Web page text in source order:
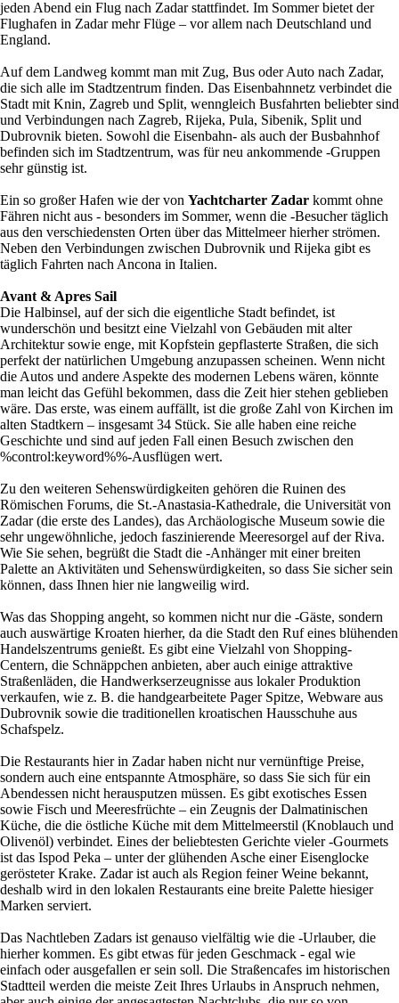
jeden Abend ein Flug nach Zadar stattfindet. Im Sommer bietet der
Flughafen in Zadar mehr Flüge – vor allem nach Deutschland und
England.
Auf dem Landweg kommt man mit Zug, Bus oder Auto nach Zadar,
die sich alle im Stadtzentrum finden. Das Eisenbahnnetz verbindet die
Stadt mit Knin, Zagreb und Split, wenngleich Busfahrten beliebter sind
und Verbindungen nach Zagreb, Rijeka, Pula, Sibenik, Split und
Dubrovnik bieten. Sowohl die Eisenbahn- als auch der Busbahnhof
befinden sich im Stadtzentrum, was für neu ankommende -Gruppen
sehr günstig ist.
Ein so großer Hafen wie der von Yachtcharter Zadar kommt ohne
Fähren nicht aus - besonders im Sommer, wenn die -Besucher täglich
aus den verschiedensten Orten über das Mittelmeer hierher strömen.
Neben den Verbindungen zwischen Dubrovnik und Rijeka gibt es
täglich Fahrten nach Ancona in Italien.
Avant & Apres Sail
Die Halbinsel, auf der sich die eigentliche Stadt befindet, ist
wunderschön und besitzt eine Vielzahl von Gebäuden mit alter
Architektur sowie enge, mit Kopfstein gepflasterte Straßen, die sich
perfekt der natürlichen Umgebung anzupassen scheinen. Wenn nicht
die Autos und andere Aspekte des modernen Lebens wären, könnte
man leicht das Gefühl bekommen, dass die Zeit hier stehen geblieben
wäre. Das erste, was einem auffällt, ist die große Zahl von Kirchen im
alten Stadtkern – insgesamt 34 Stück. Sie alle haben eine reiche
Geschichte und sind auf jeden Fall einen Besuch zwischen den
%control:keyword%%-Ausflügen wert.
Zu den weiteren Sehenswürdigkeiten gehören die Ruinen des
Römischen Forums, die St.-Anastasia-Kathedrale, die Universität von
Zadar (die erste des Landes), das Archäologische Museum sowie die
sehr ungewöhnliche, jedoch faszinierende Meeresorgel auf der Riva.
Wie Sie sehen, begrüßt die Stadt die -Anhänger mit einer breiten
Palette an Aktivitäten und Sehenswürdigkeiten, so dass Sie sicher sein
können, dass Ihnen hier nie langweilig wird.
Was das Shopping angeht, so kommen nicht nur die -Gäste, sondern
auch auswärtige Kroaten hierher, da die Stadt den Ruf eines blühenden
Handelszentrums genießt. Es gibt eine Vielzahl von Shopping-
Centern, die Schnäppchen anbieten, aber auch einige attraktive
Straßenläden, die Handwerkserzeugnisse aus lokaler Produktion
verkaufen, wie z. B. die handgearbeitete Pager Spitze, Webware aus
Dubrovnik sowie die traditionellen kroatischen Hausschuhe aus
Schafspelz.
Die Restaurants hier in Zadar haben nicht nur vernünftige Preise,
sondern auch eine entspannte Atmosphäre, so dass Sie sich für ein
Abendessen nicht herausputzen müssen. Es gibt exotisches Essen
sowie Fisch und Meeresfrüchte – ein Zeugnis der Dalmatinischen
Küche, die die östliche Küche mit dem Mittelmeerstil (Knoblauch und
Olivenöl) verbindet. Eines der beliebtesten Gerichte vieler -Gourmets
ist das Ispod Peka – unter der glühenden Asche einer Eisenglocke
gerösteter Krake. Zadar ist auch als Region feiner Weine bekannt,
deshalb wird in den lokalen Restaurants eine breite Palette hiesiger
Marken serviert.
Das Nachtleben Zadars ist genauso vielfältig wie die -Urlauber, die
hierher kommen. Es gibt etwas für jeden Geschmack - egal wie
einfach oder ausgefallen er sein soll. Die Straßencafes im historischen
Stadtteil werden die meiste Zeit Ihres Urlaubs in Anspruch nehmen,